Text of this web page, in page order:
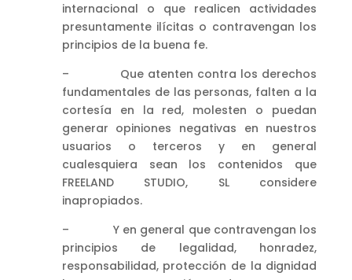
internacional o que realicen actividades
presuntamente ilícitas o contravengan los
principios de la buena fe.
– Que atenten contra los derechos
fundamentales de las personas, falten a la
cortesía en la red, molesten o puedan
generar opiniones negativas en nuestros
usuarios o terceros y en general
cualesquiera sean los contenidos que
FREELAND STUDIO, SL considere
inapropiados.
– Y en general que contravengan los
principios de legalidad, honradez,
responsabilidad, protección de la dignidad